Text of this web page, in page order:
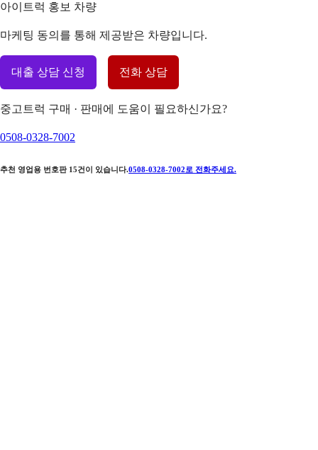
아이트럭 홍보 차량
마케팅 동의를 통해 제공받은 차량입니다.
대출 상담 신청 전화 상담
중고트럭 구매 · 판매에 도움이 필요하신가요?
0508-0328-7002
추천 영업용 번호판 15건이 있습니다.0508-0328-7002 로 전화주세요.